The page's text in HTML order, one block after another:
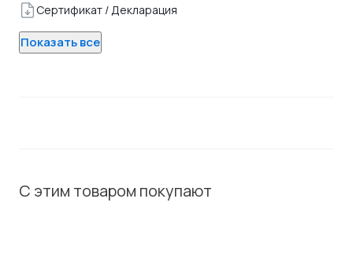
Сертификат / Декларация
Показать все
С этим товаром покупают